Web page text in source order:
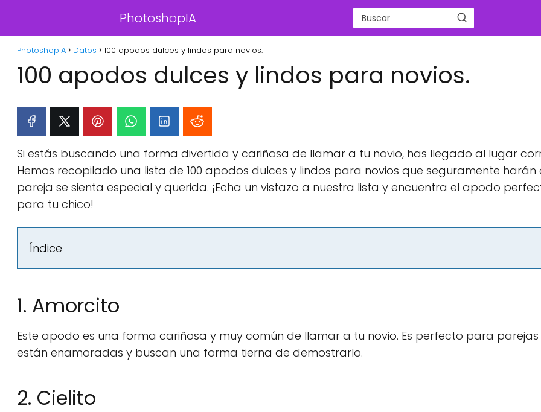
PhotoshopIA
PhotoshopIA Datos 100 apodos dulces y lindos para novios.
100 apodos dulces y lindos para novios.
Si estás buscando una forma divertida y cariñosa de llamar a tu novio, has llegado al lugar
Hemos recopilado una lista de 100 apodos dulces y lindos para novios que seguramente harán
pareja se sienta especial y querida. ¡Echa un vistazo a nuestra lista y encuentra el apodo
para tu chico!
Índice
1. Amorcito
Este apodo es una forma cariñosa y muy común de llamar a tu novio. Es perfecto para parejas
están enamoradas y buscan una forma tierna de demostrarlo.
2. Cielito